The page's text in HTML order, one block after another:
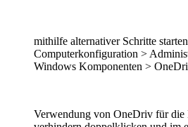
mithilfe alternativer Schritte
Computerkonfiguration >
Windows Komponenten >
Verwendung von OneDriv für die